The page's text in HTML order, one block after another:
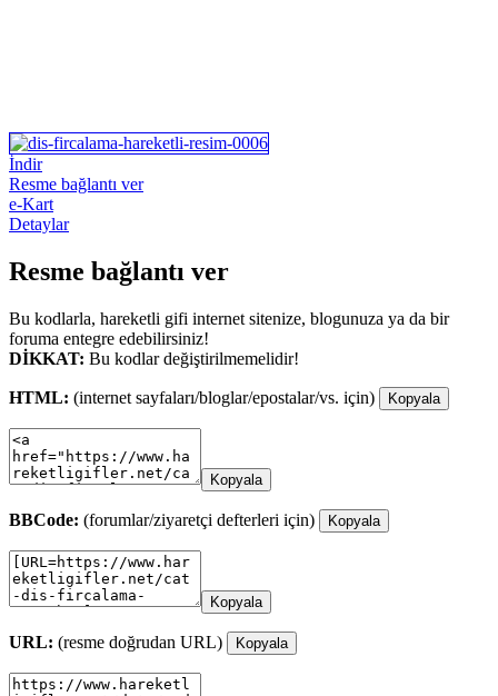
İndir
Resme bağlantı ver
e-Kart
Detaylar
Resme bağlantı ver
Bu kodlarla, hareketli gifi internet sitenize, blogunuza ya da bir
foruma entegre edebilirsiniz!
DİKKAT: Bu kodlar değiştirilmemelidir!
HTML: (internet sayfaları/bloglar/epostalar/vs. için) Kopyala
Kopyala
BBCode: (forumlar/ziyaretçi defterleri için) Kopyala
Kopyala
URL: (resme doğrudan URL) Kopyala